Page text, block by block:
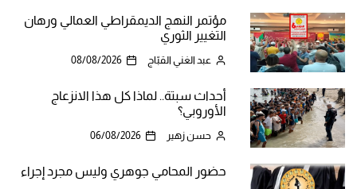
مؤتمر النهج الديمقراطي العمالي ورهان
التغيير الثوري
عبد الغني القبّاج 08/08/2026
أحداث سبتة.. لماذا كل هذا الانزعاج
الأوروبي؟
حسن زهير 06/08/2026
حضور المحامي جوهري وليس مجرد إجراء